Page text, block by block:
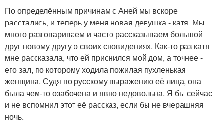
По определённым причинам с Аней мы вскоре
расстались, и теперь у меня новая девушка - катя. Мы
много разговариваем и часто рассказываем большой
друг новому другу о своих сновидениях. Как-то раз катя
мне рассказала, что ей приснился мой дом, а точнее -
его зал, по которому ходила пожилая пухленькая
женщина. Судя по русскому выражению её лица, она
была чем-то озабочена и явно недовольна. Я бы сейчас
и не вспомнил этот её рассказ, если бы не вчерашняя
ночь.